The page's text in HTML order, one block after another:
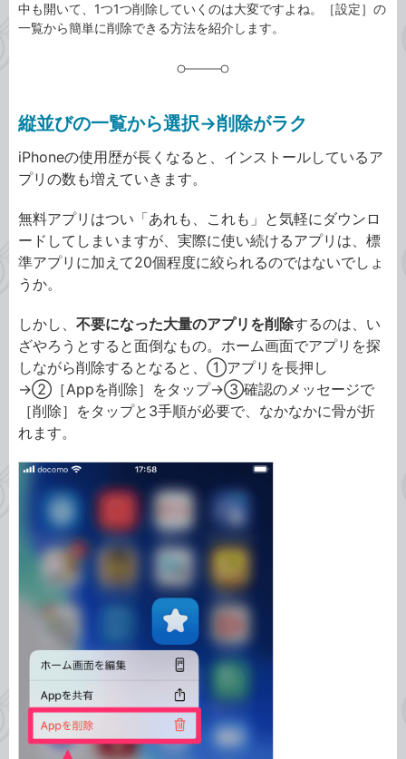
中も開いて、1つ1つ削除していくのは大変ですよね。［設定］の
一覧から簡単に削除できる方法を紹介します。
縦並びの一覧から選択→削除がラク
iPhoneの使用歴が長くなると、インストールしているア
プリの数も増えていきます。
無料アプリはつい「あれも、これも」と気軽にダウンロ
ードしてしまいますが、実際に使い続けるアプリは、標
準アプリに加えて20個程度に絞られるのではないでしょ
うか。
しかし、 不要になった大量のアプリを削除するのは、い
ざやろうとすると面倒なもの。ホーム画面でアプリを探
しながら削除するとなると、①アプリを長押し
→②［Appを削除］をタップ→③確認のメッセージで
［削除］をタップと3手順が必要で、なかなかに骨が折
れます。